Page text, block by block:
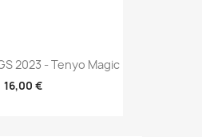
2023 - Tenyo Magic
16,00 €